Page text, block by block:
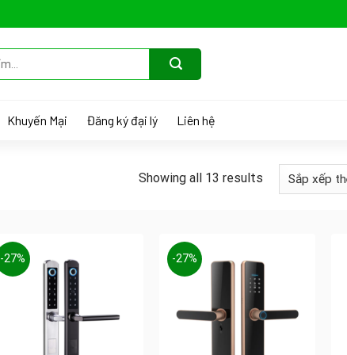
Khuyến Mại Đăng ký đại lý Liên hệ
Showing all 13 results
-27% -27%